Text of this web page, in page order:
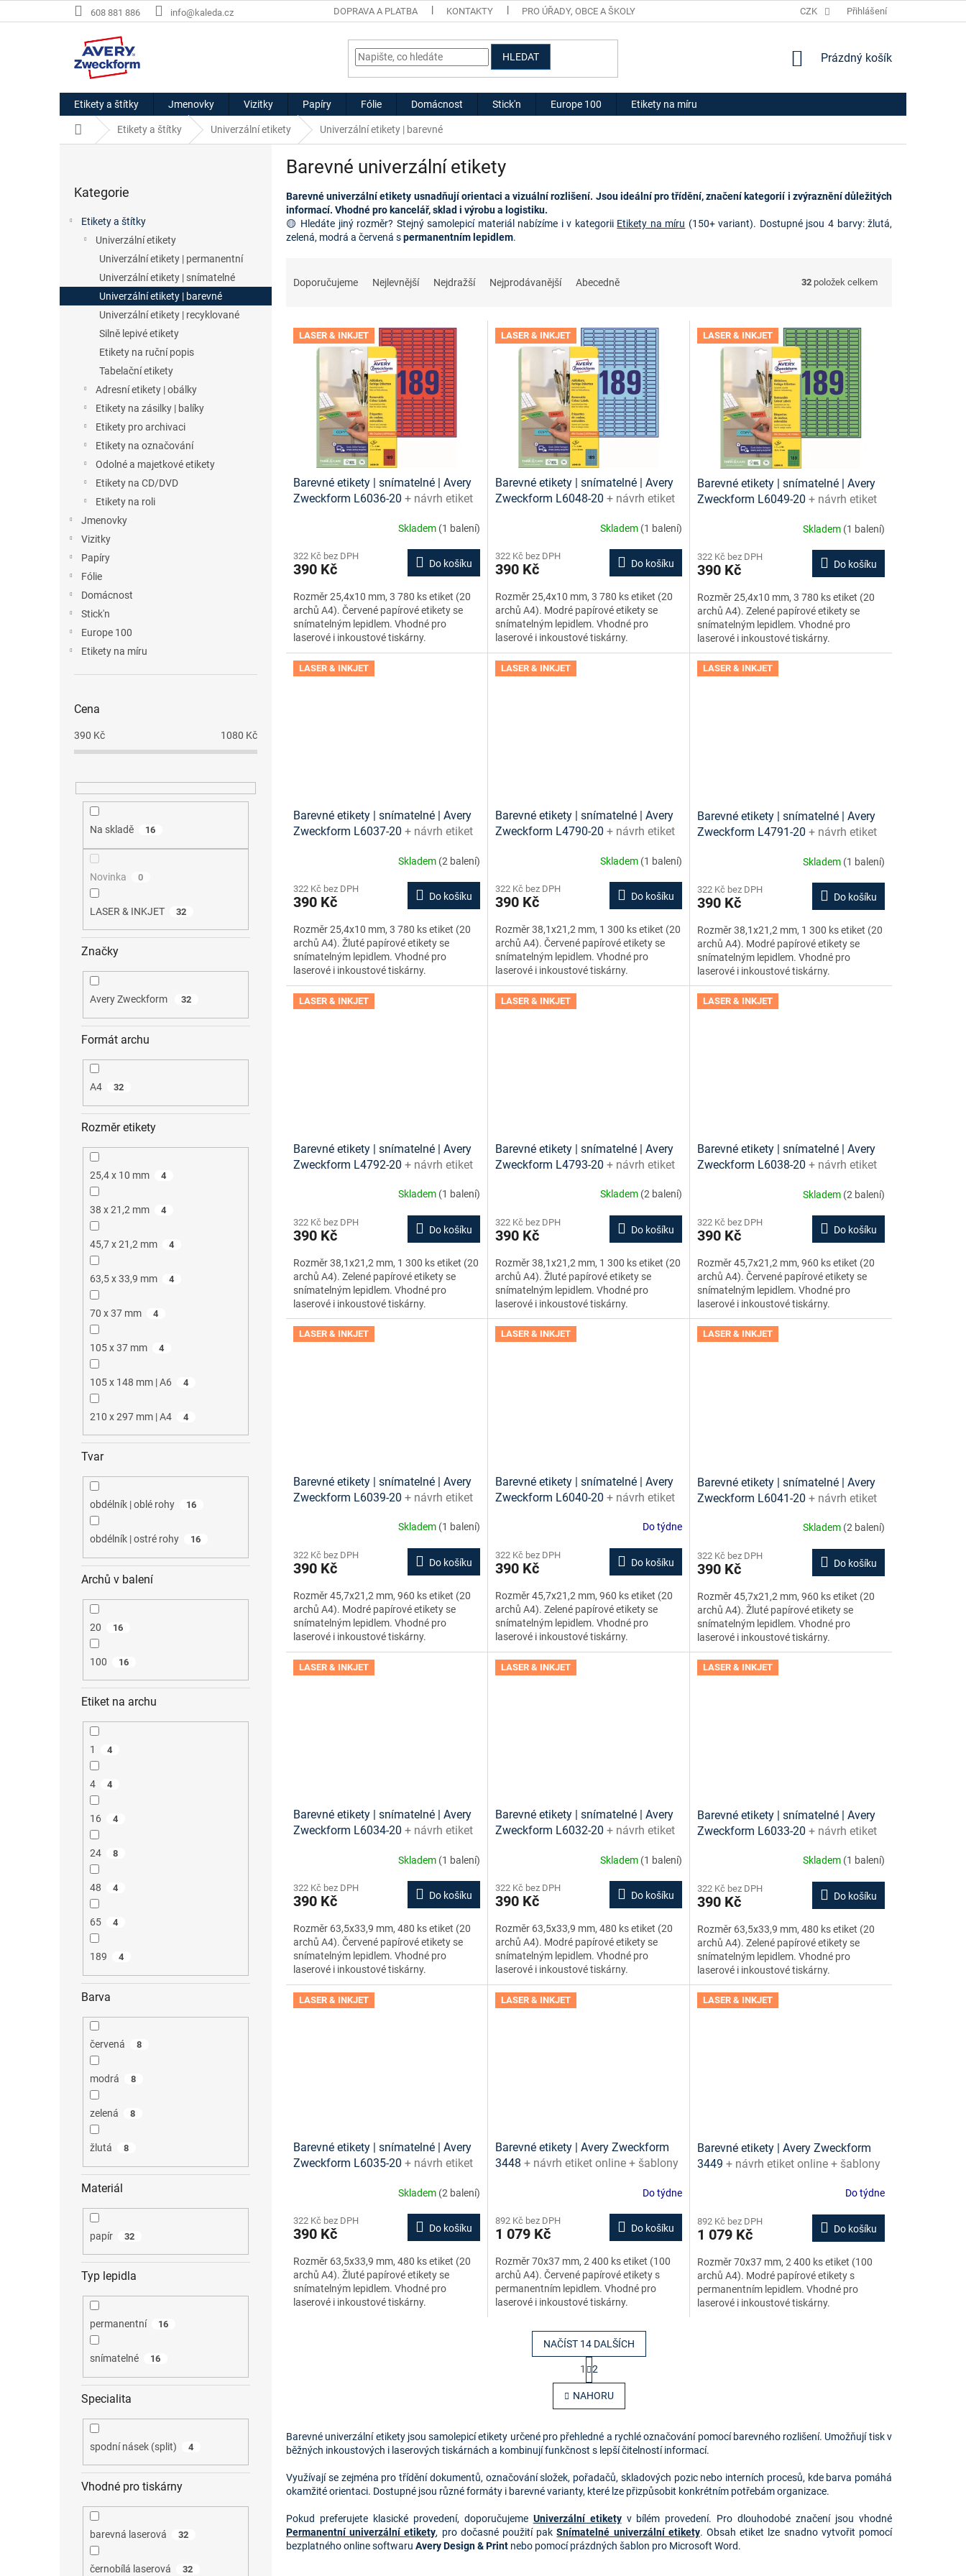
na
608 881 886 info@kaleda.cz DOPRAVA A PLATBA KONTAKTY PRO ÚŘADY, OBCE A ŠKOLY HODNOCENÍ OBCHODU
CZK Přihlášení
HLEDAT
NÁKUPNÍ
Prázdný košík
Etikety a štítky Jmenovky Vizitky Papíry Fólie Domácnost Stick'n Europe 100 Etikety na míru
Domů Etikety a štítky Univerzální etikety Univerzální etikety | barevné
a
kategorie
Kategorie
Etikety a štítky
Univerzální etikety
Univerzální etikety | permanentní
Univerzální etikety | snímatelné
Univerzální etikety | barevné
Univerzální etikety | recyklované
Silně lepivé etikety
Etikety na ruční popis
Tabelační etikety
Adresní etikety | obálky
Etikety na zásilky | balíky
Etikety pro archivaci
Etikety na označování
Odolné a majetkové etikety
Etikety na CD/DVD
Etikety na roli
Jmenovky
Vizitky
Papíry
Fólie
Domácnost
Stick'n
Europe 100
Etikety na míru
Cena
390 Kč 1080 Kč
Na skladě 16
Novinka 0
LASER & INKJET 32
Značky
Avery Zweckform 32
Formát archu
A4 32
Rozměr etikety
25,4 x 10 mm 4
38 x 21,2 mm 4
45,7 x 21,2 mm 4
63,5 x 33,9 mm 4
70 x 37 mm 4
105 x 37 mm 4
105 x 148 mm | A6 4
210 x 297 mm | A4 4
Tvar
obdélník | oblé rohy 16
obdélník | ostré rohy 16
Archů v balení
20 16
100 16
Etiket na archu
1 4
4 4
16 4
24 8
48 4
65 4
189 4
Barva
červená 8
modrá 8
zelená 8
žlutá 8
Materiál
papír 32
Typ lepidla
permanentní 16
snímatelné 16
Specialita
spodní násek (split) 4
Vhodné pro tiskárny
barevná laserová 32
černobílá laserová 32
Barevné univerzální etikety
Barevné univerzální etikety usnadňují orientaci a vizuální rozlišení. Jsou ideální pro třídění, značení kategorií i zvýraznění důležitých
informací. Vhodné pro kancelář, sklad i výrobu a logistiku.
🟡 Hledáte jiný rozměr? Stejný samolepicí materiál nabízíme i v kategorii Etikety na míru (150+ variant). Dostupné jsou 4 barvy: žlutá,
zelená, modrá a červená spermanentním lepidlem.
Doporučujeme Nejlevnější Nejdražší Nejprodávanější Abecedně 32 položek celkem
V LASER & INKJET
Barevné etikety | snímatelné | Avery
Zweckform L6036-20 + návrh etiket
Skladem (1 balení)
322 Kč bez DPH
390 Kč Do košíku
Rozměr 25,4x10 mm, 3 780 ks etiket (20
archů A4). Červené papírové etikety se
snímatelným lepidlem. Vhodné pro
laserové i inkoustové tiskárny.
LASER & INKJET
Barevné etikety | snímatelné | Avery
Zweckform L6048-20 + návrh etiket
Skladem (1 balení)
322 Kč bez DPH
390 Kč Do košíku
Rozměr 25,4x10 mm, 3 780 ks etiket (20
archů A4). Modré papírové etikety se
snímatelným lepidlem. Vhodné pro
laserové i inkoustové tiskárny.
LASER & INKJET
Barevné etikety | snímatelné | Avery
Zweckform L6049-20 + návrh etiket
Skladem (1 balení)
322 Kč bez DPH
390 Kč Do košíku
Rozměr 25,4x10 mm, 3 780 ks etiket (20
archů A4). Zelené papírové etikety se
snímatelným lepidlem. Vhodné pro
laserové i inkoustové tiskárny.
LASER & INKJET
Barevné etikety | snímatelné | Avery
Zweckform L6037-20 + návrh etiket
Skladem (2 balení)
322 Kč bez DPH
390 Kč Do košíku
Rozměr 25,4x10 mm, 3 780 ks etiket (20
archů A4). Žluté papírové etikety se
snímatelným lepidlem. Vhodné pro
laserové i inkoustové tiskárny.
LASER & INKJET
Barevné etikety | snímatelné | Avery
Zweckform L4790-20 + návrh etiket
Skladem (1 balení)
322 Kč bez DPH
390 Kč Do košíku
Rozměr 38,1x21,2 mm, 1 300 ks etiket (20
archů A4). Červené papírové etikety se
snímatelným lepidlem. Vhodné pro
laserové i inkoustové tiskárny.
LASER & INKJET
Barevné etikety | snímatelné | Avery
Zweckform L4791-20 + návrh etiket
Skladem (1 balení)
322 Kč bez DPH
390 Kč Do košíku
Rozměr 38,1x21,2 mm, 1 300 ks etiket (20
archů A4). Modré papírové etikety se
snímatelným lepidlem. Vhodné pro
laserové i inkoustové tiskárny.
LASER & INKJET
Barevné etikety | snímatelné | Avery
Zweckform L4792-20 + návrh etiket
Skladem (1 balení)
322 Kč bez DPH
390 Kč Do košíku
Rozměr 38,1x21,2 mm, 1 300 ks etiket (20
archů A4). Zelené papírové etikety se
snímatelným lepidlem. Vhodné pro
laserové i inkoustové tiskárny.
LASER & INKJET
Barevné etikety | snímatelné | Avery
Zweckform L4793-20 + návrh etiket
Skladem (2 balení)
322 Kč bez DPH
390 Kč Do košíku
Rozměr 38,1x21,2 mm, 1 300 ks etiket (20
archů A4). Žluté papírové etikety se
snímatelným lepidlem. Vhodné pro
laserové i inkoustové tiskárny.
LASER & INKJET
Barevné etikety | snímatelné | Avery
Zweckform L6038-20 + návrh etiket
Skladem (2 balení)
322 Kč bez DPH
390 Kč Do košíku
Rozměr 45,7x21,2 mm, 960 ks etiket (20
archů A4). Červené papírové etikety se
snímatelným lepidlem. Vhodné pro
laserové i inkoustové tiskárny.
LASER & INKJET
Barevné etikety | snímatelné | Avery
Zweckform L6039-20 + návrh etiket
Skladem (1 balení)
322 Kč bez DPH
390 Kč Do košíku
Rozměr 45,7x21,2 mm, 960 ks etiket (20
archů A4). Modré papírové etikety se
snímatelným lepidlem. Vhodné pro
laserové i inkoustové tiskárny.
LASER & INKJET
Barevné etikety | snímatelné | Avery
Zweckform L6040-20 + návrh etiket
Do týdne
322 Kč bez DPH
390 Kč Do košíku
Rozměr 45,7x21,2 mm, 960 ks etiket (20
archů A4). Zelené papírové etikety se
snímatelným lepidlem. Vhodné pro
laserové i inkoustové tiskárny.
LASER & INKJET
Barevné etikety | snímatelné | Avery
Zweckform L6041-20 + návrh etiket
Skladem (2 balení)
322 Kč bez DPH
390 Kč Do košíku
Rozměr 45,7x21,2 mm, 960 ks etiket (20
archů A4). Žluté papírové etikety se
snímatelným lepidlem. Vhodné pro
laserové i inkoustové tiskárny.
LASER & INKJET
Barevné etikety | snímatelné | Avery
Zweckform L6034-20 + návrh etiket
Skladem (1 balení)
322 Kč bez DPH
390 Kč Do košíku
Rozměr 63,5x33,9 mm, 480 ks etiket (20
archů A4). Červené papírové etikety se
snímatelným lepidlem. Vhodné pro
laserové i inkoustové tiskárny.
LASER & INKJET
Barevné etikety | snímatelné | Avery
Zweckform L6032-20 + návrh etiket
Skladem (1 balení)
322 Kč bez DPH
390 Kč Do košíku
Rozměr 63,5x33,9 mm, 480 ks etiket (20
archů A4). Modré papírové etikety se
snímatelným lepidlem. Vhodné pro
laserové i inkoustové tiskárny.
LASER & INKJET
Barevné etikety | snímatelné | Avery
Zweckform L6033-20 + návrh etiket
Skladem (1 balení)
322 Kč bez DPH
390 Kč Do košíku
Rozměr 63,5x33,9 mm, 480 ks etiket (20
archů A4). Zelené papírové etikety se
snímatelným lepidlem. Vhodné pro
laserové i inkoustové tiskárny.
LASER & INKJET
Barevné etikety | snímatelné | Avery
Zweckform L6035-20 + návrh etiket
Skladem (2 balení)
322 Kč bez DPH
390 Kč Do košíku
Rozměr 63,5x33,9 mm, 480 ks etiket (20
archů A4). Žluté papírové etikety se
snímatelným lepidlem. Vhodné pro
laserové i inkoustové tiskárny.
LASER & INKJET
Barevné etikety | Avery Zweckform
3448 + návrh etiket online + šablony
Do týdne
892 Kč bez DPH
1 079 Kč Do košíku
Rozměr 70x37 mm, 2 400 ks etiket (100
archů A4). Červené papírové etikety s
permanentním lepidlem. Vhodné pro
laserové i inkoustové tiskárny.
LASER & INKJET
Barevné etikety | Avery Zweckform
3449 + návrh etiket online + šablony
Do týdne
892 Kč bez DPH
1 079 Kč Do košíku
Rozměr 70x37 mm, 2 400 ks etiket (100
archů A4). Modré papírové etikety s
permanentním lepidlem. Vhodné pro
laserové i inkoustové tiskárny.
O
v
l
d
a
c
p
r
k
y
v
NAČÍST 14 DALŠÍCH
S
t
r
á
n
o
v
n
í
1 2
NAHORU
Barevné univerzální etikety jsou samolepicí etikety určené pro přehledné a rychlé označování pomocí barevného rozlišení. Umožňují tisk v
běžných inkoustových i laserových tiskárnách a kombinují funkčnost s lepší čitelností informací.
Využívají se zejména pro třídění dokumentů, označování složek, pořadačů, skladových pozic nebo interních procesů, kde barva pomáhá
okamžité orientaci. Dostupné jsou různé formáty i barevné varianty, které lze přizpůsobit konkrétním potřebám organizace.
Pokud preferujete klasické provedení, doporučujeme Univerzální etiketyv bílém provedení. Pro dlouhodobé značení jsou vhodné
Permanentní univerzální etikety, pro dočasné použití pakSnímatelné univerzální etikety. Obsah etiket lze snadno vytvořit pomocí
bezplatného online softwaru Avery Design & Print nebo pomocí prázdných šablon pro Microsoft Word.